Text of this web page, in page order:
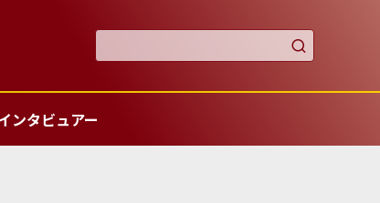

ンタビュアー